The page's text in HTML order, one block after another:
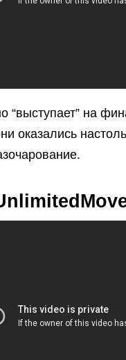
“выступает” на
оказались